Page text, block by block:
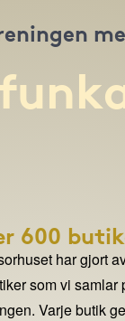
600
har gjort
som vi
Varje butik